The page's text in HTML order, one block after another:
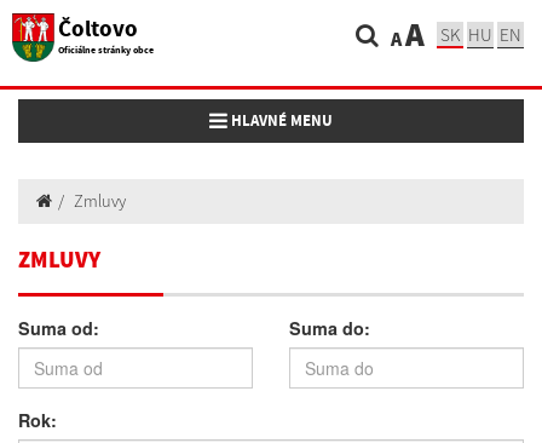
Čoltovo
Oficiálne stránky obce AA SK HU EN
Toggle navigation
HLAVNÉ MENU
Zmluvy
ZMLUVY
Suma od: Suma do:
Rok: